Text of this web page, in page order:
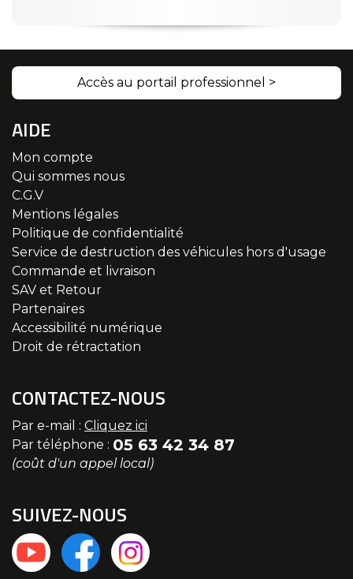
Accès au portail professionnel >
AIDE
Mon compte
Qui sommes nous
C.G.V
Mentions légales
Politique de confidentialité
Service de destruction des véhicules hors d'usage
Commande et livraison
SAV et Retour
Partenaires
Accessibilité numérique
Droit de rétractation
CONTACTEZ-NOUS
Par e-mail : Cliquez ici
Par téléphone : 05 63 42 34 87
(coût d'un appel local)
SUIVEZ-NOUS